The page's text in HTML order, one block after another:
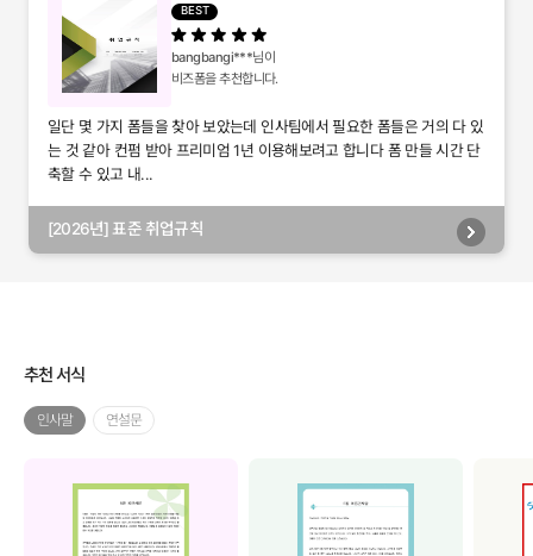
BEST
bangbangi***님이
비즈폼을 추천합니다.
일단 몇 가지 폼들을 찾아 보았는데 인사팀에서 필요한 폼들은 거의 다 있
는 것 같아 컨펌 받아 프리미엄 1년 이용해보려고 합니다 폼 만들 시간 단
축할 수 있고 내...
[2026년] 표준 취업규칙
추천 서식
인사말 연설문